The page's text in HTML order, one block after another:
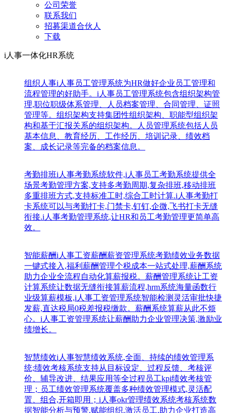
公司荣誉
联系我们
招募渠道合伙人
下载
i人事一体化HR系统
组织人事i人事员工管理系统为HR做好企业员工管理和
流程管理的好助手。i人事员工管理系统包含组织架构管
理,职位职级体系管理、人员档案管理、合同管理、证照
管理等。组织架构支持集团性组织架构、职能型组织架
构和基于汇报关系的组织架构。人员管理系统包括人员
基本信息、教育经历、工作经历、培训记录、绩效档
案、成长记录等完备的档案信息。
考勤排班i人事考勤系统软件,i人事员工考勤系统提供全
场景考勤管理方案,支持多考勤周期,复杂排班,移动排班
多重排班方式,支持标准工时,综合工时计算.i人事考勤打
卡系统可以与考勤打卡,门禁卡,钉钉,企微,飞书打卡无缝
衔接.i人事考勤管理系统,让HR和员工考勤管理更简单高
效。
智能薪酬i人事工资薪酬薪资管理系统考勤绩效业务数据
一键式接入,福利薪酬管理个税成本一站式处理,薪酬系统
助力企业全流程自动化算薪报税。薪酬管理系统让工资
计算系统让数据无缝衔接算薪流程,hrm系统海量函数行
业级算薪模板,i人事工资管理系统智能检测灵活审批快捷
发薪,直达税局0税差报税缴款。薪酬系统算薪从此不烦
心。i人事工资管理系统让薪酬助力企业管理决策,激励业
绩增长。
智慧绩效i人事智慧绩效系统,全面、持续的绩效管理系
统;绩效考核系统支持从目标设定、过程反馈、考核评
价、辅导改进、结果应用等全过程员工kpi绩效考核管
理；员工绩效管理系统覆盖多种绩效管理模式,灵活配
置、组合,开箱即用；i人事okr管理绩效系统考核系统数
据智能分析与预警,赋能组织,激活员工,助力企业打造高